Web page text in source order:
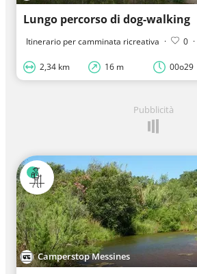
Lungo percorso di dog-walking
Itinerario per camminata ricreativa · 0 ·
2,34 km 16 m 00o29
Pubblicità
Camperstop Messines